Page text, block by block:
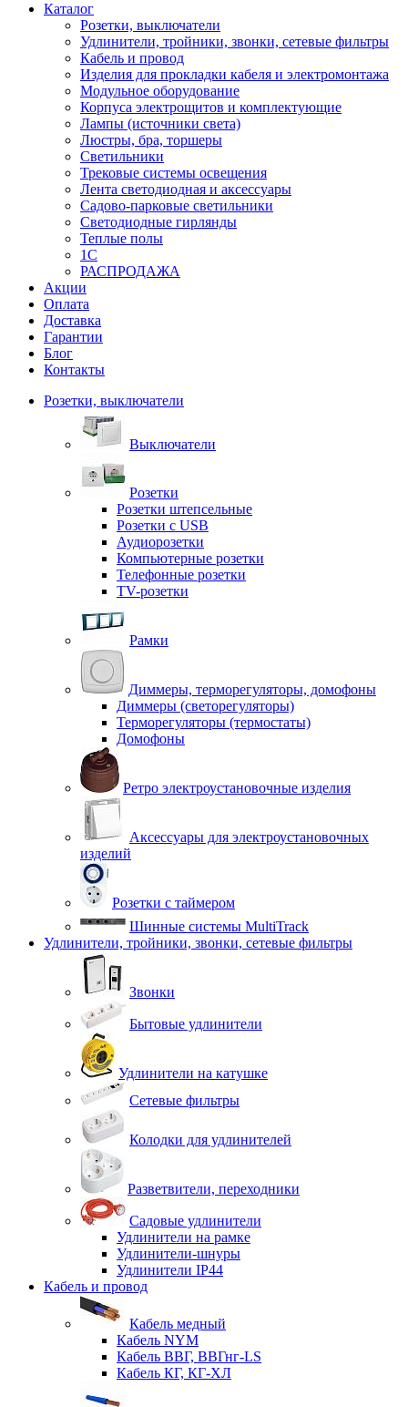
Каталог
Розетки, выключатели
Удлинители, тройники, звонки, сетевые фильтры
Кабель и провод
Изделия для прокладки кабеля и электромонтажа
Модульное оборудование
Корпуса электрощитов и комплектующие
Лампы (источники света)
Люстры, бра, торшеры
Светильники
Трековые системы освещения
Лента светодиодная и аксессуары
Садово-парковые светильники
Светодиодные гирлянды
Теплые полы
1С
РАСПРОДАЖА
Акции
Оплата
Доставка
Гарантии
Блог
Контакты
Розетки, выключатели
Выключатели
Розетки
Розетки штепсельные
Розетки с USB
Аудиорозетки
Компьютерные розетки
Телефонные розетки
TV-розетки
Рамки
Диммеры, терморегуляторы, домофоны
Диммеры (светорегуляторы)
Терморегуляторы (термостаты)
Домофоны
Ретро электроустановочные изделия
Аксессуары для электроустановочных
изделий
Розетки с таймером
Шинные системы MultiTrack
Удлинители, тройники, звонки, сетевые фильтры
Звонки
Бытовые удлинители
Удлинители на катушке
Сетевые фильтры
Колодки для удлинителей
Разветвители, переходники
Садовые удлинители
Удлинители на рамке
Удлинители-шнуры
Удлинители IP44
Кабель и провод
Кабель медный
Кабель NYM
Кабель ВВГ, ВВГнг-LS
Кабель КГ, КГ-ХЛ